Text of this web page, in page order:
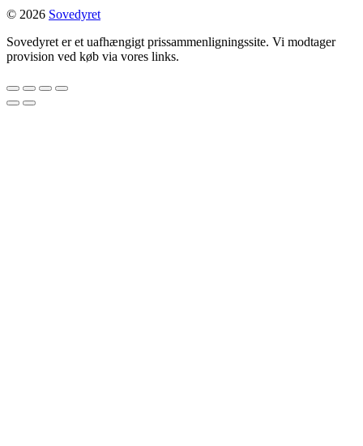
© 2026 Sovedyret
Sovedyret er et uafhængigt prissammenligningssite. Vi modtager
provision ved køb via vores links.